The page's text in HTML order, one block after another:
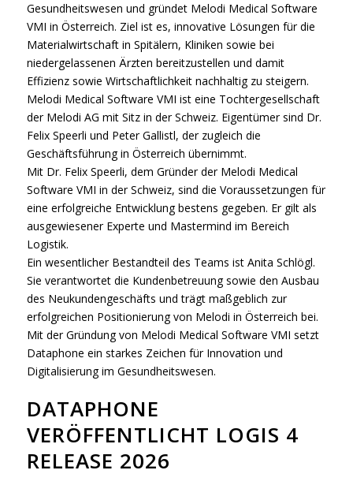
Gesundheitswesen und gründet Melodi Medical Software
VMI in Österreich. Ziel ist es, innovative Lösungen für die
Materialwirtschaft in Spitälern, Kliniken sowie bei
niedergelassenen Ärzten bereitzustellen und damit
Effizienz sowie Wirtschaftlichkeit nachhaltig zu steigern.
Melodi Medical Software VMI ist eine Tochtergesellschaft
der Melodi AG mit Sitz in der Schweiz. Eigentümer sind Dr.
Felix Speerli und Peter Gallistl, der zugleich die
Geschäftsführung in Österreich übernimmt.
Mit Dr. Felix Speerli, dem Gründer der Melodi Medical
Software VMI in der Schweiz, sind die Voraussetzungen für
eine erfolgreiche Entwicklung bestens gegeben. Er gilt als
ausgewiesener Experte und Mastermind im Bereich
Logistik.
Ein wesentlicher Bestandteil des Teams ist Anita Schlögl.
Sie verantwortet die Kundenbetreuung sowie den Ausbau
des Neukundengeschäfts und trägt maßgeblich zur
erfolgreichen Positionierung von Melodi in Österreich bei.
Mit der Gründung von Melodi Medical Software VMI setzt
Dataphone ein starkes Zeichen für Innovation und
Digitalisierung im Gesundheitswesen.
DATAPHONE
VERÖFFENTLICHT LOGIS 4
RELEASE 2026